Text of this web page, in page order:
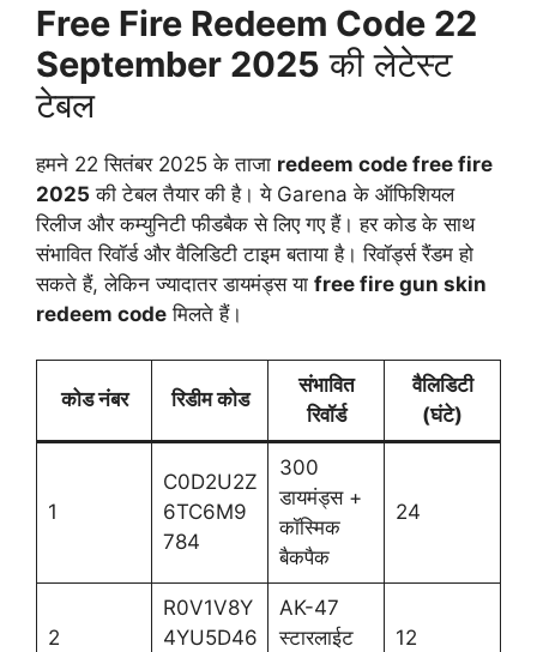
Free Fire Redeem Code 22
September 2025 की लेटेस्ट
टेबल
हमने 22 सितंबर 2025 के ताजा redeem code free fire
2025 की टेबल तैयार की है। ये Garena के ऑफिशियल
रिलीज और कम्युनिटी फीडबैक से लिए गए हैं। हर कोड के साथ
संभावित रिवॉर्ड और वैलिडिटी टाइम बताया है। रिवॉर्ड्स रैंडम हो
सकते हैं, लेकिन ज्यादातर डायमंड्स या free fire gun skin
redeem code मिलते हैं।
कोड नंबर रिडीम कोड
संभावित
रिवॉर्ड
वैलिडिटी
(घंटे)
1
C0D2U2Z
6TC6M9
784
300
डायमंड्स +
कॉस्मिक
बैकपैक
24
2
R0V1V8Y
4YU5D46
AK-47
स्टारलाईट
12